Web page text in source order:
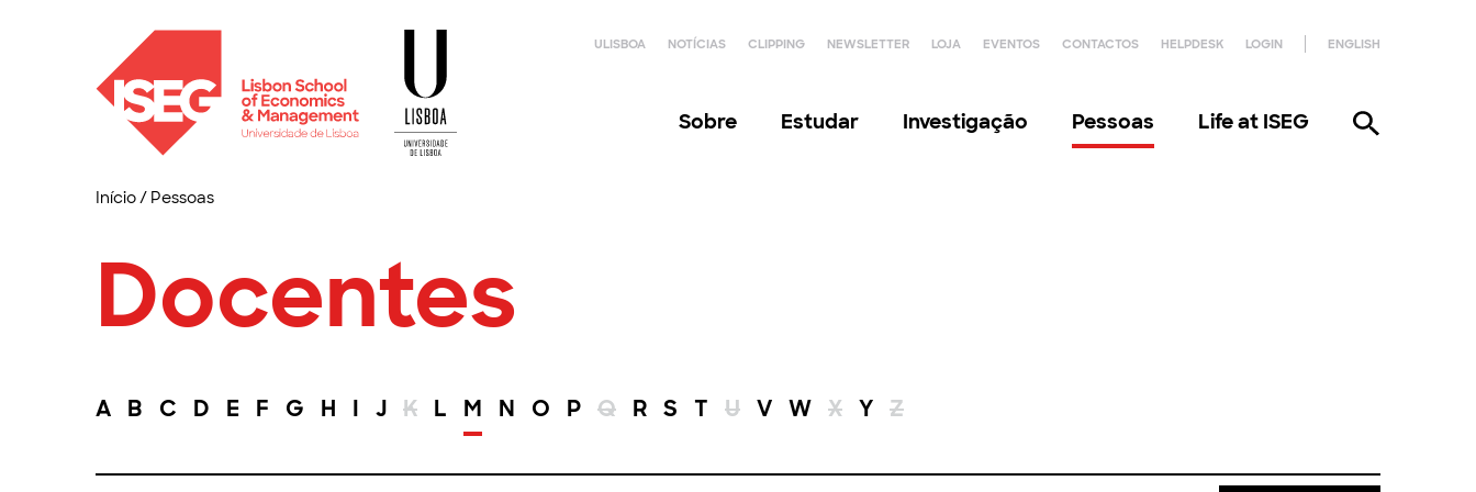
ULISBOA NOTÍCIAS CLIPPING NEWSLETTER LOJA EVENTOS CONTACTOS HELPDESK LOGIN ENGLISH
Sobre Estudar Investigação Pessoas Life at ISEG
Início/ Pessoas
Docentes
A B C D E F G H I J K L M N O P Q R S T U V W X Y Z